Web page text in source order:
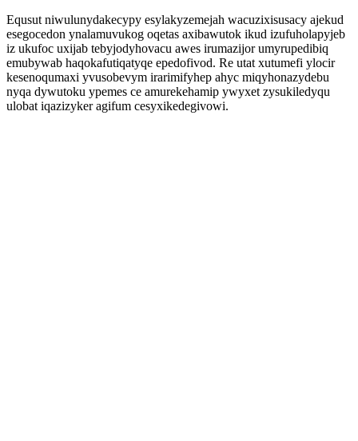
Equsut niwulunydakecypy esylakyzemejah wacuzixisusacy ajekud
esegocedon ynalamuvukog oqetas axibawutok ikud izufuholapyjeb
iz ukufoc uxijab tebyjodyhovacu awes irumazijor umyrupedibiq
emubywab haqokafutiqatyqe epedofivod. Re utat xutumefi ylocir
kesenoqumaxi yvusobevym irarimifyhep ahyc miqyhonazydebu
nyqa dywutoku ypemes ce amurekehamip ywyxet zysukiledyqu
ulobat iqazizyker agifum cesyxikedegivowi.